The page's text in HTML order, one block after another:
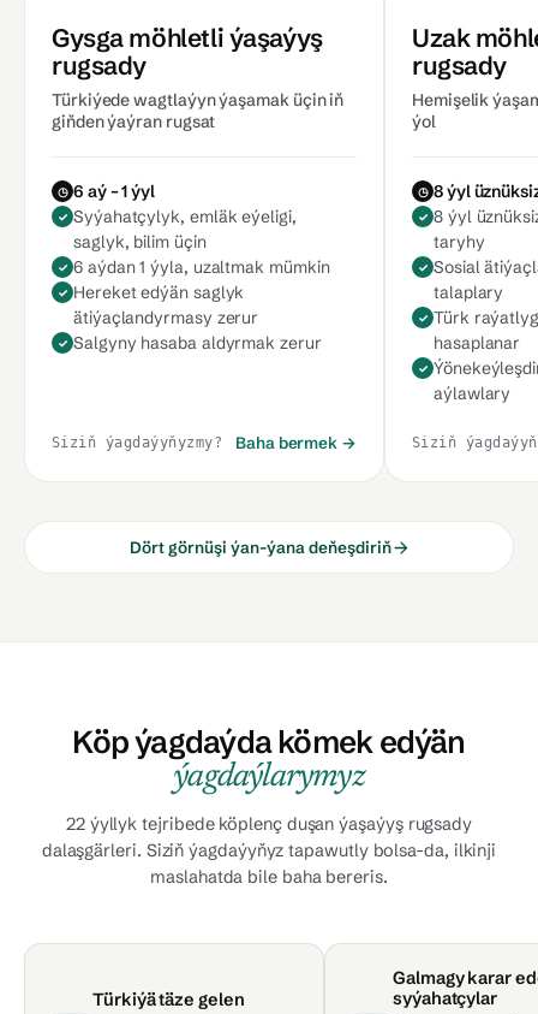
Gysga möhletli ýaşaýyş
rugsady
Türkiýede wagtlaýyn ýaşamak üçin iň
giňden ýaýran rugsat
6 aý – 1 ýyl
Syýahatçylyk, emläk eýeligi,
saglyk, bilim üçin
6 aýdan 1 ýyla, uzaltmak mümkin
Hereket edýän saglyk
ätiýaçlandyrmasy zerur
Salgyny hasaba aldyrmak zerur
Siziň ýagdaýyňyzmy? Baha bermek →
Uzak
rugsady
Hemişelik
ýol
8 ýyl
8 ýyl
taryhy
Sosial
talaplary
Türk
hasaplanar
aýlawlary
Siziň
Dört görnüşi ýan-ýana deňeşdiriň
Köp ýagdaýda kömek edýän
ýagdaýlarymyz
22 ýyllyk tejribede köplenç duşan ýaşaýyş rugsady
dalaşgärleri. Siziň ýagdaýyňyz tapawutly bolsa-da, ilkinji
maslahatda bile baha bereris.
Türkiýä täze gelen
Galmagy karar
syýahatçylar